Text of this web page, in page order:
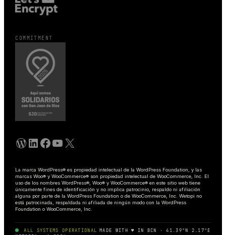
COMMITMENT
WordPress LinkedIn Facebook YouTube X
La marca WordPress® es propiedad intelectual de la WordPress Foundation, y las
marcas Woo® y WooCommerce® son propiedad intelectual de WooCommerce, Inc. El
uso de los nombres WordPress®, Woo® y WooCommerce® en este sitio web tiene
únicamente fines de identificación y no implica patrocinio, respaldo ni afiliación
alguna por parte de la WordPress Foundation o de WooCommerce, Inc. Wetopi no
está patrocinada, respaldada ni afiliada de ningún modo con la WordPress
Foundation o WooCommerce, Inc.
ALL SYSTEMS OPERATIONAL MADE WITH♥ IN BCN · 41.39°N 2.17°E